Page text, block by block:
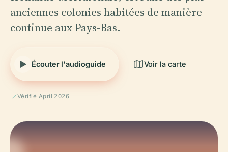
anciennes colonies habitées de manière
continue aux Pays-Bas.
Écouter l'audioguide Voir la carte
Vérifié April 2026